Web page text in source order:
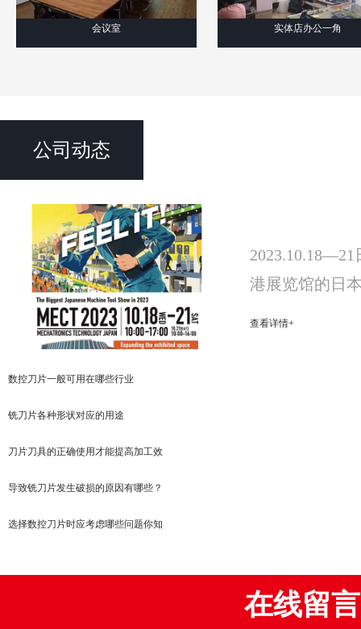
会议室 实体店办公一角
公司动态
港展览馆的日
查看详情+
数控刀片一般可用在哪些行业
铣刀片各种形状对应的用途
刀片刀具的正确使用才能提高加工效
导致铣刀片发生破损的原因有哪些？
选择数控刀片时应考虑哪些问题你知
在线留言